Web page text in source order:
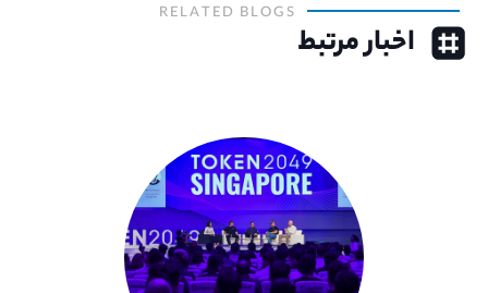
RELATED BLOGS
اخبار مرتبط